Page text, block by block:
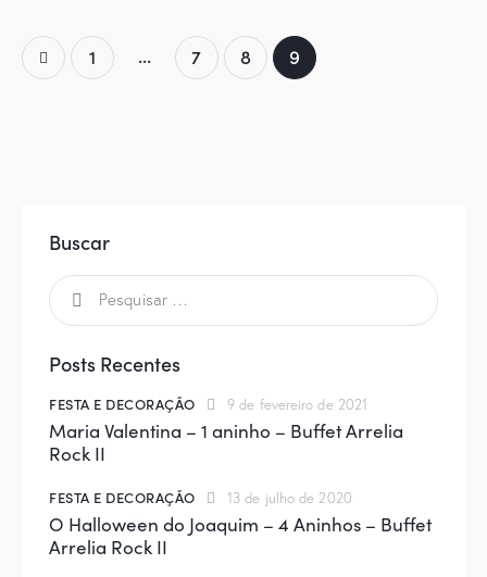
1 … 7 8 9
Buscar
Posts Recentes
FESTA E DECORAÇÃO 9 de fevereiro de 2021
Maria Valentina – 1 aninho – Buffet Arrelia
Rock II
FESTA E DECORAÇÃO 13 de julho de 2020
O Halloween do Joaquim – 4 Aninhos – Buffet
Arrelia Rock II